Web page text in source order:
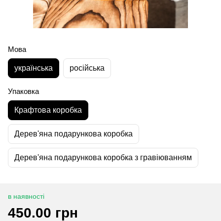
Мова
українська російська
Упаковка
Крафтова коробка
Дерев'яна подарункова коробка
Дерев'яна подарункова коробка з гравіюванням
в наявності
450.00 грн